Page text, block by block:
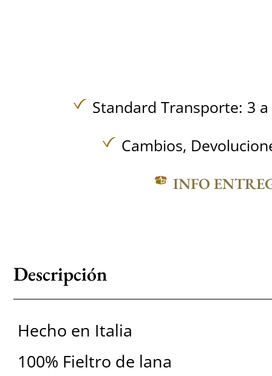
Standard Transporte: 3
Cambios,
INFO
Descripción
Hecho en Italia
100% Fieltro de lana